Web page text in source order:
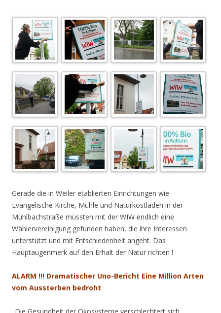
Gerade die in Weiler etablierten Einrichtungen wie
Evangelische Kirche, Mühle und Naturkostladen in der
Mühlbachstraße müssten mit der WIW endlich eine
Wählervereinigung gefunden haben, die ihre Interessen
unterstützt und mit Entschiedenheit angeht. Das
Hauptaugenmerk auf den Erhalt der Natur richten !
ALARM !!! Dramatischer Uno-Bericht Eine Million Arten
vom Aussterben bedroht
„Die Gesundheit der Ökosysteme verschlechtert sich